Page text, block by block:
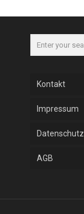
Kontakt
Impressum
Datenschutz
AGB